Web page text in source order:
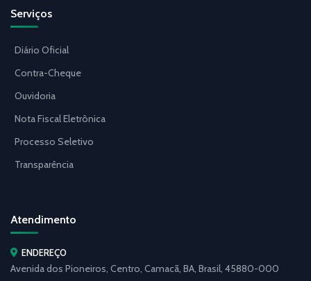
Serviços
Diário Oficial
Contra-Cheque
Ouvidoria
Nota Fiscal Eletrônica
Processo Seletivo
Transparência
Atendimento
ENDEREÇO
Avenida dos Pioneiros, Centro, Camacã, BA, Brasil, 45880-000